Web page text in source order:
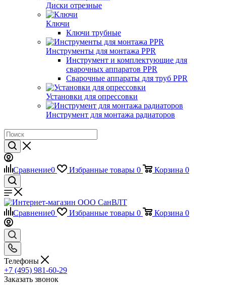
Диски отрезные
Ключи
Ключи трубные
Инструменты для монтажа PPR
Инструмент и комплектующие для
сварочных аппаратов PPR
Сварочные аппараты для труб PPR
Установки для опрессовки
Инструмент для монтажа радиаторов
Сравнение0 Избранные товары 0 Корзина 0
Сравнение0 Избранные товары 0 Корзина 0
Телефоны
+7 (495) 981-60-29
Заказать звонок